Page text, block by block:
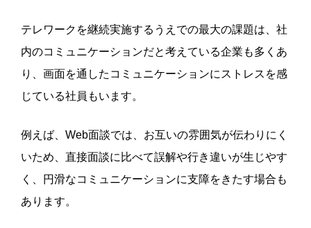
テレワークを継続実施するうえでの最大の課題は、社
内のコミュニケーションだと考えている企業も多くあ
り、画面を通したコミュニケーションにストレスを感
じている社員もいます。
例えば、Web面談では、お互いの雰囲気が伝わりにく
いため、直接面談に比べて誤解や行き違いが生じやす
く、円滑なコミュニケーションに支障をきたす場合も
あります。